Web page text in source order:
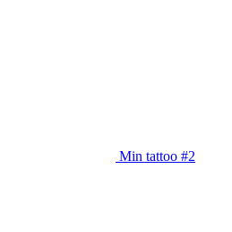
Min tattoo #2